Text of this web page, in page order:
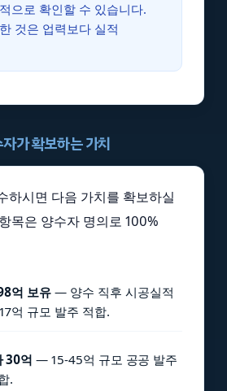
으로 확인할 수 있습니다.
것은 업력보다 실적
가 확보하는 가치
하시면 다음 가치를 확보하실
목은 양수자 명의로 100%
억 보유— 양수 직후 시공실적
억 규모 발주 적합.
30억 — 15-45억 규모 공공 발주
.